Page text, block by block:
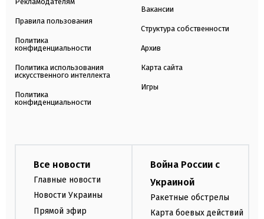
Правила пользования
Политика
конфиденциальности
Политика использования
искусственного интеллекта
Политика
конфиденциальности
Вакансии
Структура собственности
Архив
Карта сайта
Игры
Все новости
Главные новости
Новости Украины
Прямой эфир
Война России с
Украиной
Ракетные обстрелы
Карта боевых действий